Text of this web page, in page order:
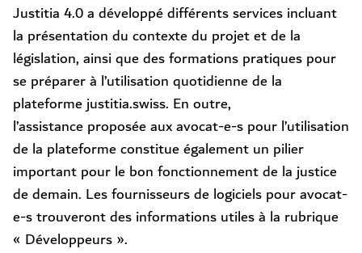
Justitia 4.0 a développé différents services incluant
la présentation du contexte du projet et de la
législation, ainsi que des formations pratiques pour
se préparer à l’utilisation quotidienne de la
plateforme justitia.swiss. En outre,
l’assistanceproposée aux avocat-e-s pour l’utilisation
de la plateforme constitue également un pilier
important pour le bon fonctionnement de la justice
de demain. Les fournisseurs de logiciels pour avocat-
e-s trouveront des informations utiles à la rubrique
« Développeurs».